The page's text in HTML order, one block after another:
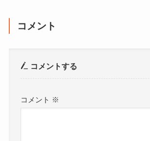
コメント
コメントする
コメント ※